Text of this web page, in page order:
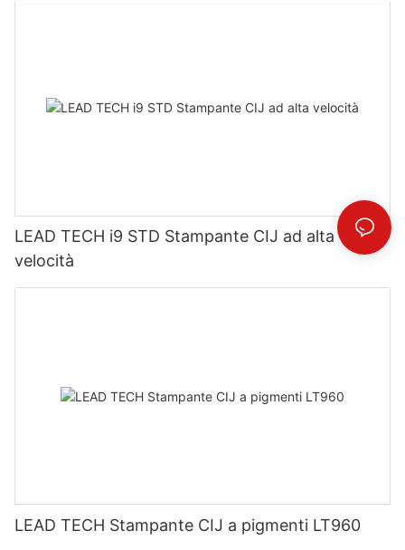
LEAD TECH i9 STD Stampante CIJ ad alta
velocità
LEAD TECH Stampante CIJ a pigmenti LT960